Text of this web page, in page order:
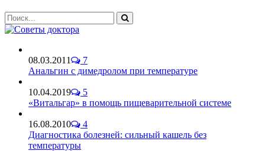
08.03.2011
7
Анальгин с димедролом при температуре
10.04.2019
5
«Витальгар» в помощь пищеварительной системе
16.08.2010
4
Диагностика болезней: сильный кашель без
температуры